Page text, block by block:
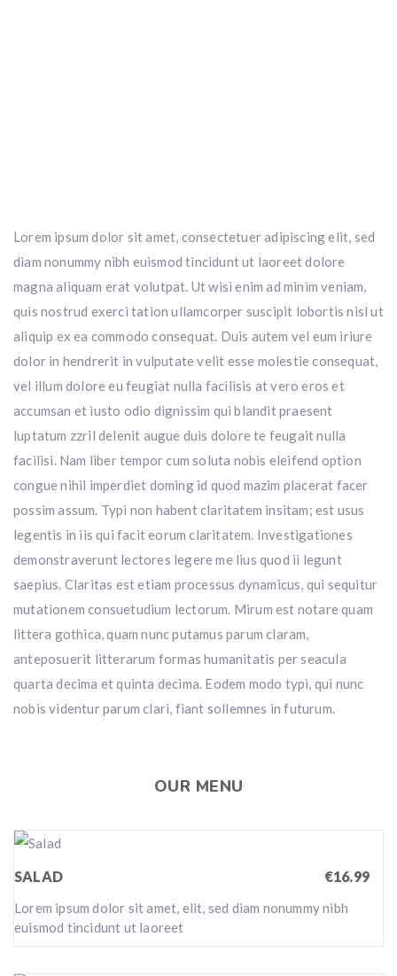
Lorem ipsum dolor sit amet, consectetuer adipiscing elit, sed
diam nonummy nibh euismod tincidunt ut laoreet dolore
magna aliquam erat volutpat. Ut wisi enim ad minim veniam,
quis nostrud exerci tation ullamcorper suscipit lobortis nisl ut
aliquip ex ea commodo consequat. Duis autem vel eum iriure
dolor in hendrerit in vulputate velit esse molestie consequat,
vel illum dolore eu feugiat nulla facilisis at vero eros et
accumsan et iusto odio dignissim qui blandit praesent
luptatum zzril delenit augue duis dolore te feugait nulla
facilisi. Nam liber tempor cum soluta nobis eleifend option
congue nihil imperdiet doming id quod mazim placerat facer
possim assum. Typi non habent claritatem insitam; est usus
legentis in iis qui facit eorum claritatem. Investigationes
demonstraverunt lectores legere me lius quod ii legunt
saepius. Claritas est etiam processus dynamicus, qui sequitur
mutationem consuetudium lectorum. Mirum est notare quam
littera gothica, quam nunc putamus parum claram,
anteposuerit litterarum formas humanitatis per seacula
quarta decima et quinta decima. Eodem modo typi, qui nunc
nobis videntur parum clari, fiant sollemnes in futurum.
OUR MENU
SALAD €16.99
Lorem ipsum dolor sit amet, elit, sed diam nonummy nibh
euismod tincidunt ut laoreet